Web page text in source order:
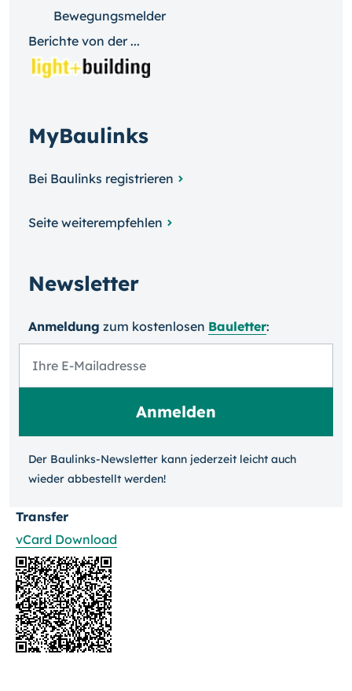
Bewegungsmelder
Berichte von der ...
MyBaulinks
Bei Baulinks registrieren
Seite weiterempfehlen
Newsletter
Anmeldung zum kosten­losen Bauletter:
Der Baulinks-Newsletter kann jeder­zeit leicht auch
wieder ab­bestellt werden!
Transfer
vCard Download